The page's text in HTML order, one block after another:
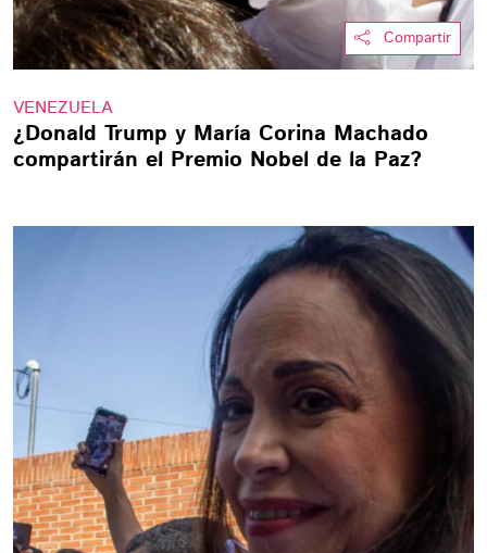
Compartir
VENEZUELA
¿Donald Trump y María Corina Machado
compartirán el Premio Nobel de la Paz?